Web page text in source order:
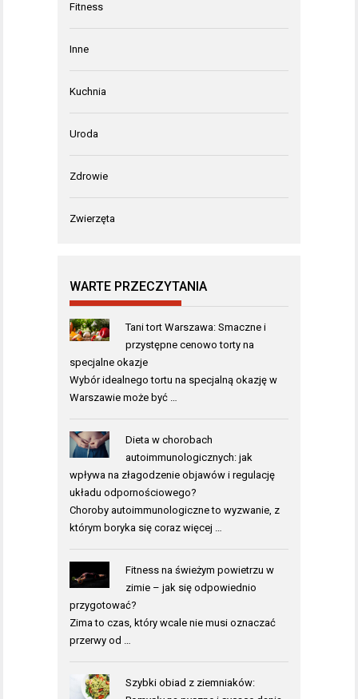
Fitness
Inne
Kuchnia
Uroda
Zdrowie
Zwierzęta
WARTE PRZECZYTANIA
Tani tort Warszawa: Smaczne i
przystępne cenowo torty na
specjalne okazje
Wybór idealnego tortu na specjalną okazję w
Warszawie może być …
Dieta w chorobach
autoimmunologicznych: jak
wpływa na złagodzenie objawów i regulację
układu odpornościowego?
Choroby autoimmunologiczne to wyzwanie, z
którym boryka się coraz więcej …
Fitness na świeżym powietrzu w
zimie – jak się odpowiednio
przygotować?
Zima to czas, który wcale nie musi oznaczać
przerwy od …
Szybki obiad z ziemniaków: